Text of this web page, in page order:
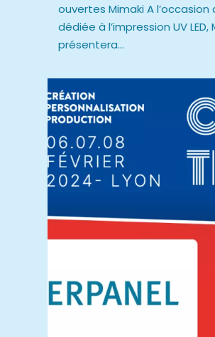
ouvertes Mimaki A
dédiée à l’impression UV LED,
présentera...